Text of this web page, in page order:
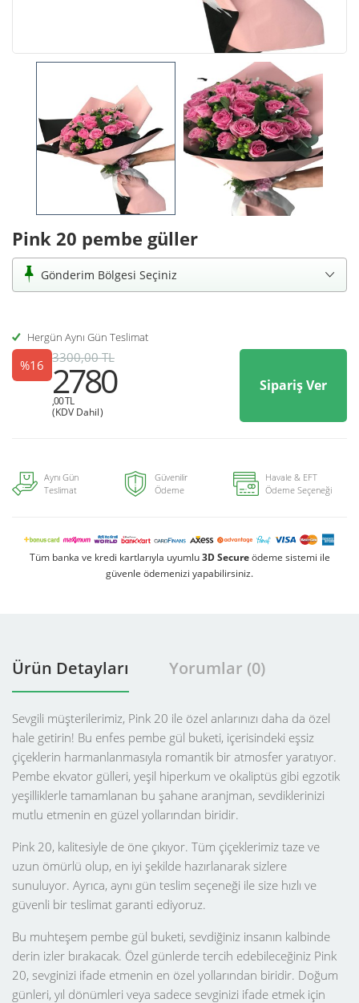
Pink 20 pembe güller
Gönderim Bölgesi Seçiniz
Hergün Aynı Gün Teslimat
%16 3300,00 TL
2780
,00 TL
(KDV Dahil)
Sipariş Ver
Aynı Gün
Teslimat
Güvenilir
Ödeme
Havale & EFT
Ödeme Seçeneği
Tüm banka ve kredi kartlarıyla uyumlu3D Secureödeme sistemi ile
güvenle ödemenizi yapabilirsiniz.
Ürün Detayları Yorumlar (0)
Sevgili müşterilerimiz, Pink 20 ile özel anlarınızı daha da özel
hale getirin! Bu enfes pembe gül buketi, içerisindeki eşsiz
çiçeklerin harmanlanmasıyla romantik bir atmosfer yaratıyor.
Pembe ekvator gülleri, yeşil hiperkum ve okaliptüs gibi egzotik
yeşilliklerle tamamlanan bu şahane aranjman, sevdiklerinizi
mutlu etmenin en güzel yollarından biridir.
Pink 20, kalitesiyle de öne çıkıyor. Tüm çiçeklerimiz taze ve
uzun ömürlü olup, en iyi şekilde hazırlanarak sizlere
sunuluyor. Ayrıca, aynı gün teslim seçeneği ile size hızlı ve
güvenli bir teslimat garanti ediyoruz.
Bu muhteşem pembe gül buketi, sevdiğiniz insanın kalbinde
derin izler bırakacak. Özel günlerde tercih edebileceğiniz Pink
20, sevginizi ifade etmenin en özel yollarından biridir. Doğum
günleri, yıl dönümleri veya sadece sevginizi ifade etmek için